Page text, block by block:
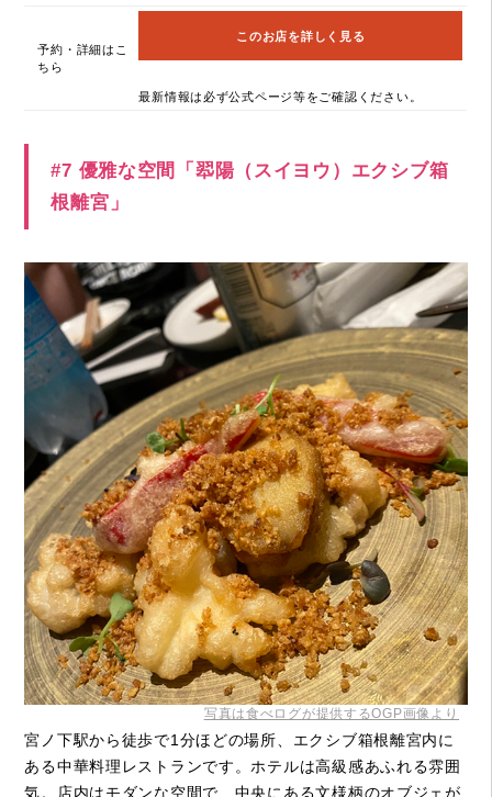
予約・詳細はこ
ちら
このお店を詳しく見る
最新情報は必ず公式ページ等をご確認ください。
#7 優雅な空間「翆陽（スイヨウ）エクシブ箱
根離宮」
写真は食べログが提供するOGP画像より
宮ノ下駅から徒歩で1分ほどの場所、エクシブ箱根離宮内に
ある中華料理レストランです。ホテルは高級感あふれる雰囲
気。店内はモダンな空間で、中央にある文様柄のオブジェが